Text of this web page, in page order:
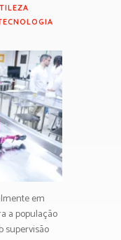
em
a população
supervisão